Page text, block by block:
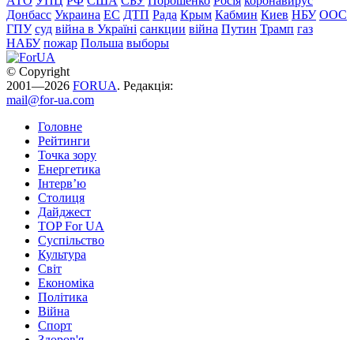
Донбасс Украина ЕС ДТП Рада Крым Кабмин Киев НБУ ООС
ГПУ суд війна в Україні санкции війна Путин Трамп газ
НАБУ пожар Польша выборы
© Copyright
2001—2026 FORUA. Редакція:
mail@for-ua.com
Головне
Рейтинги
Точка зору
Енергетика
Інтерв’ю
Столиця
Дайджест
TOP For UA
Суспiльство
Культура
Світ
Економіка
Політика
Війна
Спорт